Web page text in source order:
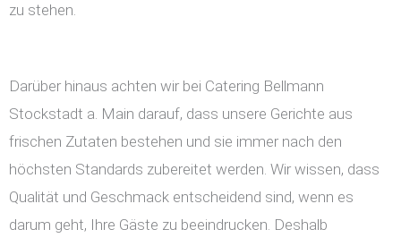
zu stehen.
Darüber hinaus achten wir bei Catering Bellmann
Stockstadt a. Main darauf, dass unsere Gerichte aus
frischen Zutaten bestehen und sie immer nach den
höchsten Standards zubereitet werden. Wir wissen, dass
Qualität und Geschmack entscheidend sind, wenn es
darum geht, Ihre Gäste zu beeindrucken. Deshalb